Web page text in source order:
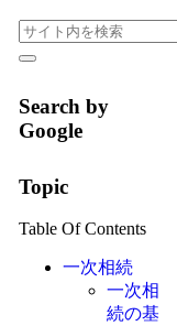
Search by
Google
Topic
Table Of Contents
一次相続
一次相
続の基